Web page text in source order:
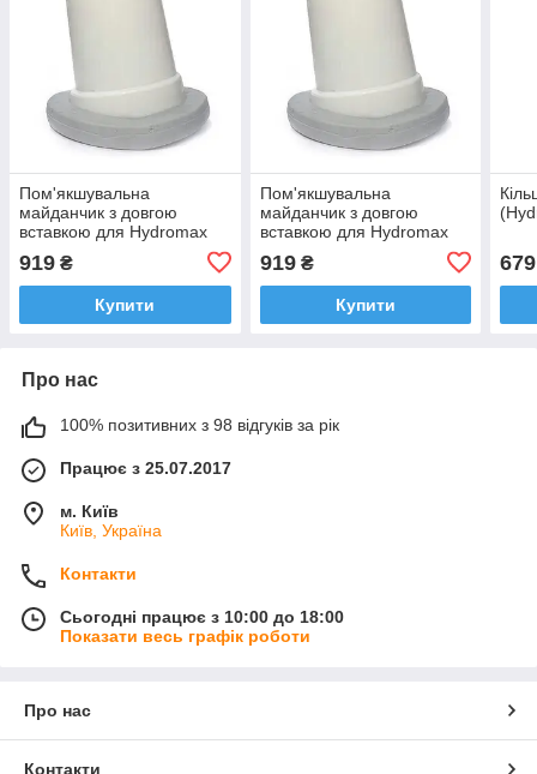
Пом'якшувальна
майданчик з довгою
вставкою для Hydromax
919 ₴
Купити
Пом'якшувальна
майданчик з довгою
вставкою для Hydromax
919₴
Купити
679
Про нас
100% позитивних з 98 відгуків за рік
Працює з 25.07.2017
м. Київ
Київ, Україна
Контакти
Сьогодні працює з 10:00 до 18:00
Показати весь графік роботи
Про нас
Контакти